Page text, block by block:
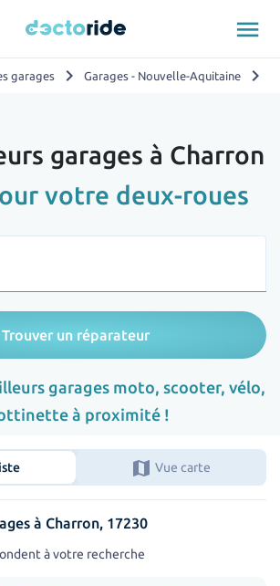
menu
garages chevron_right Garages - Nouvelle-Aquitaine chevron_right
garages à Charron
votre deux-roues
Trouver un réparateur
garages moto, scooter, vélo,
à proximité !
map Vue carte
à Charron, 17230
à votre recherche